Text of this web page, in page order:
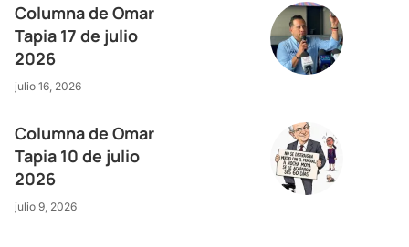
Columna de Omar
Tapia 17 de julio
2026
julio 16, 2026
Columna de Omar
Tapia 10 de julio
2026
julio 9, 2026